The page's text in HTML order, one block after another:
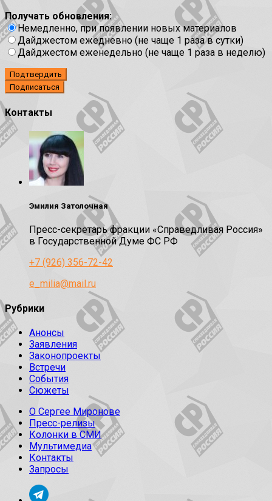
Получать обновления:
Немедленно, при появлении новых материалов
Дайджестом ежедневно (не чаще 1 раза в сутки)
Дайджестом еженедельно (не чаще 1 раза в неделю)
Подтвердить
Контакты
Эмилия Затолочная
Пресс-секретарь фракции «Справедливая Россия»
в Государственной Думе ФС РФ
+7 (926) 356-72-42
e_milia@mail.ru
Рубрики
Анонсы
Заявления
Законопроекты
Встречи
События
Сюжеты
О Сергее Миронове
Пресс-релизы
Колонки в СМИ
Мультимедиа
Контакты
Запросы